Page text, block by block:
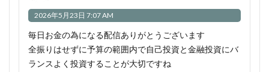
2026年5月23日 7:07 AM
毎日お金の為になる配信ありがとうございます
全振りはせずに予算の範囲内で自己投資と金融投資にバ
ランスよく投資することが大切ですね